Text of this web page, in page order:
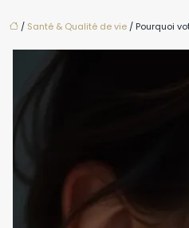
/ Santé & Qualité de vie / Pourquoi